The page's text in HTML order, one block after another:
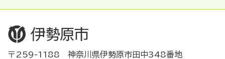
〒259-1188 神奈川県伊勢原市田中348番地